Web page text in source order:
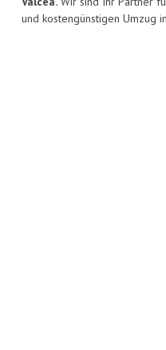
und kostengünstigen Umzug